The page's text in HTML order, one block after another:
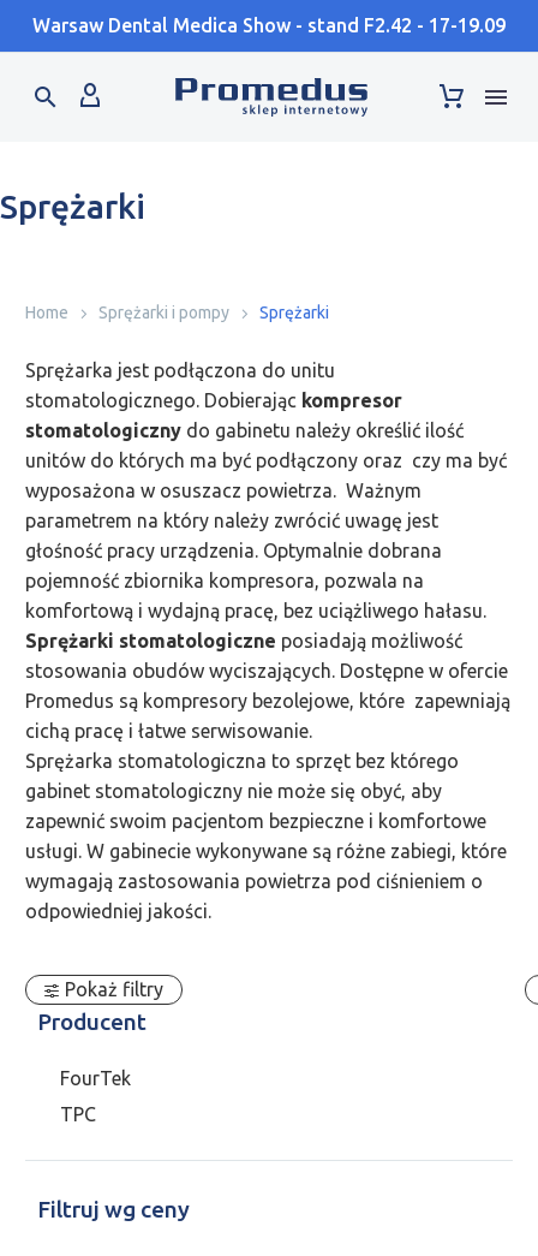
Warsaw Dental Medica Show - stand F2.42 - 17-19.09
Sprężarki
Home Sprężarki i pompy Sprężarki
Sprężarka jest podłączona do unitu
stomatologicznego. Dobierając kompresor
stomatologiczny do gabinetu należy określić ilość
unitów do których ma być podłączony oraz czy ma być
wyposażona w osuszacz powietrza. Ważnym
parametrem na który należy zwrócić uwagę jest
głośność pracy urządzenia. Optymalnie dobrana
pojemność zbiornika kompresora, pozwala na
komfortową i wydajną pracę, bez uciążliwego hałasu.
Sprężarki stomatologiczne posiadają możliwość
stosowania obudów wyciszających. Dostępne w ofercie
Promedus są kompresory bezolejowe, które zapewniają
cichą pracę i łatwe serwisowanie.
Sprężarka stomatologiczna to sprzęt bez którego
gabinet stomatologiczny nie może się obyć, aby
zapewnić swoim pacjentom bezpieczne i komfortowe
usługi. W gabinecie wykonywane są różne zabiegi, które
wymagają zastosowania powietrza pod ciśnieniem o
odpowiedniej jakości.
Pokaż filtry
Producent
FourTek
TPC
Filtruj wg ceny